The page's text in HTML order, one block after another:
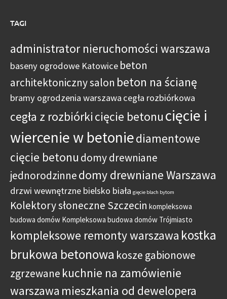
TAGI
administrator nieruchomości warszawa
baseny ogrodowe Katowice beton
architektoniczny salon beton na ścianę
bramy ogrodzenia warszawa cegła rozbiórkowa
cegła z rozbiórki cięcie betonu cięcie i
wiercenie w betoniediamentowe
cięcie betonu domy drewniane
jednorodzinnedomy drewniane Warszawa
drzwi wewnętrzne bielsko biała gięcie blach bytom
Kolektory słoneczne Szczecin kompleksowa
budowa domów Kompleksowa budowa domów Trójmiasto
kompleksowe remonty warszawa kostka
brukowa betonowa kosze gabionowe
zgrzewane kuchnie na zamówienie
warszawa mieszkania od dewelopera